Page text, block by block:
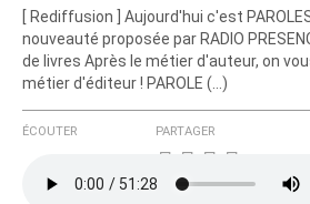
[ Rediffusion ] Aujourd'hui c'est
nouveauté proposée par RADIO
de livres Après le métier d'auteur, on
métier d'éditeur ! PAROLE (…)
ÉCOUTER PARTAGER